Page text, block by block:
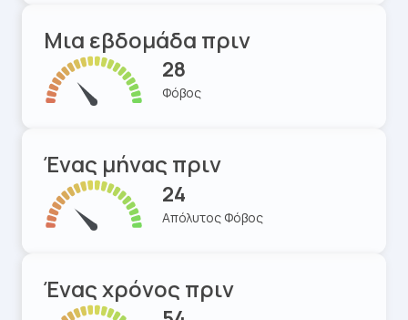
Μια εβδομάδα πριν
28
Φόβος
Ένας μήνας πριν
24
Απόλυτος Φόβος
Ένας χρόνος πριν